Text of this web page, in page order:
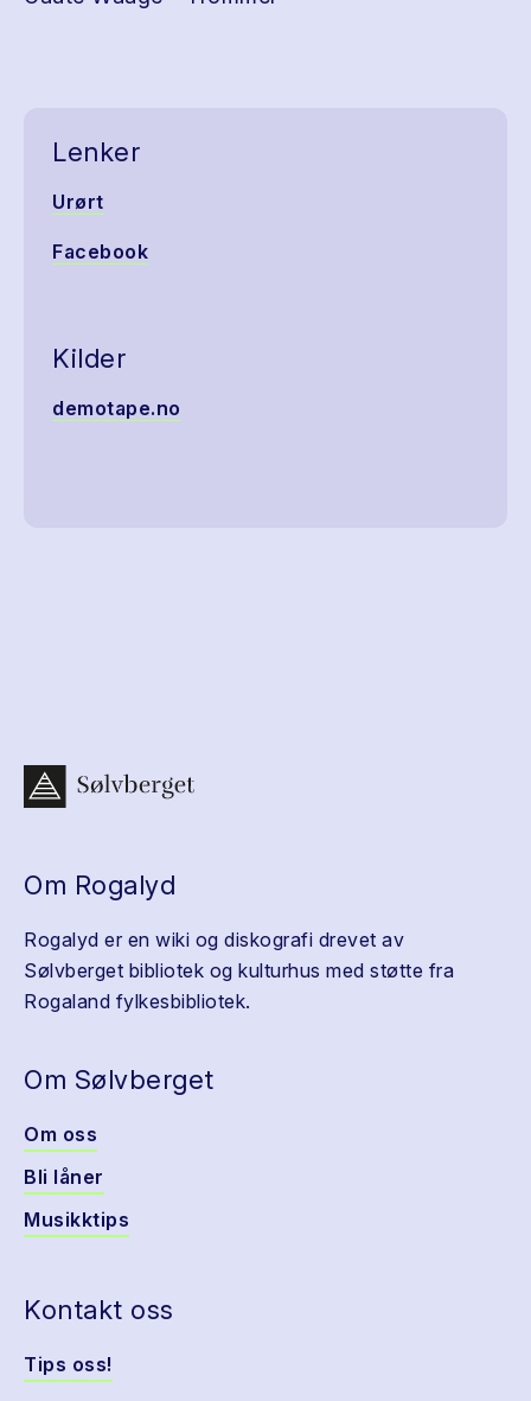
Lenker
Urørt
Facebook
Kilder
demotape.no
Om Rogalyd
Rogalyd er en wiki og diskografi drevet av
Sølvberget bibliotek og kulturhus med støtte fra
Rogaland fylkesbibliotek.
Om Sølvberget
Om oss
Bli låner
Musikktips
Kontakt oss
Tips oss!